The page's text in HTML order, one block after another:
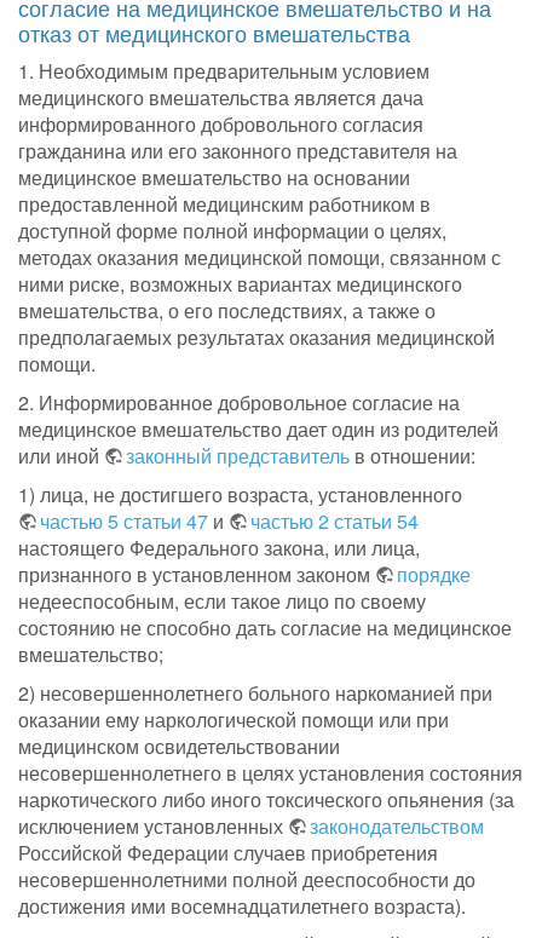
согласие на медицинское вмешательство и на
отказ от медицинского вмешательства
1. Необходимым предварительным условием
медицинского вмешательства является дача
информированного добровольного согласия
гражданина или его законного представителя на
медицинское вмешательство на основании
предоставленной медицинским работником в
доступной форме полной информации о целях,
методах оказания медицинской помощи, связанном с
ними риске, возможных вариантах медицинского
вмешательства, о его последствиях, а также о
предполагаемых результатах оказания медицинской
помощи.
2. Информированное добровольное согласие на
медицинское вмешательство дает один из родителей
или иной
законный представитель в отношении:
1) лица, не достигшего возраста, установленного
частью 5 статьи 47 и
частью 2 статьи 54
настоящего Федерального закона, или лица,
признанного в установленном законом
порядке
недееспособным, если такое лицо по своему
состоянию не способно дать согласие на медицинское
вмешательство;
2) несовершеннолетнего больного наркоманией при
оказании ему наркологической помощи или при
медицинском освидетельствовании
несовершеннолетнего в целях установления состояния
наркотического либо иного токсического опьянения (за
исключением установленных
законодательством
Российской Федерации случаев приобретения
несовершеннолетними полной дееспособности до
достижения ими восемнадцатилетнего возраста).